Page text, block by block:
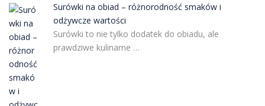
Surówki na obiad – różnorodność smaków i
odżywcze wartości
Surówki to nie tylko dodatek do obiadu, ale
prawdziwe kulinarne …